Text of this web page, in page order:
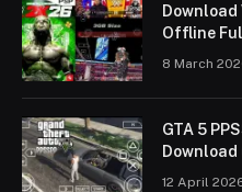
Download
Offline
8 March
GTA 5
12 April